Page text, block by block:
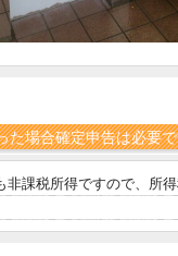
た場合確定申告は必要
課税所得ですので、所